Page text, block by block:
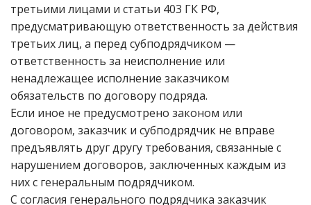
третьими лицами и статьи 403 ГК РФ,
предусматривающую ответственность за действия
третьих лиц, а перед субподрядчиком —
ответственность за неисполнение или
ненадлежащее исполнение заказчиком
обязательств по договору подряда.
Если иное не предусмотрено законом или
договором, заказчик и субподрядчик не вправе
предъявлять друг другу требования, связанные с
нарушением договоров, заключенных каждым из
них с генеральным подрядчиком.
С согласия генерального подрядчика заказчик